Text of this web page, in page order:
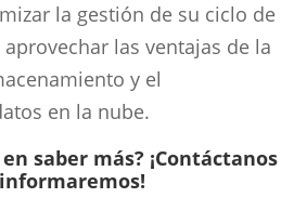
la gestión de su ciclo de
las ventajas de la
y el
en la nube.
saber más? ¡Contáctanos